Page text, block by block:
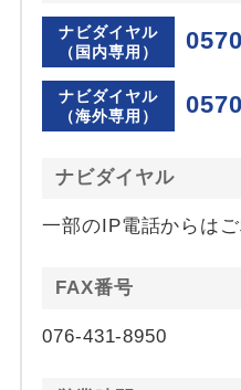
ナビダイヤル
（国内専用）
ナビダイヤル
（海外専用）
ナビダイヤル
一部のIP電話からは
FAX番号
076-431-8950